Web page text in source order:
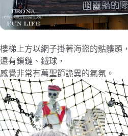
樓梯上方以網子掛著海盜的骷髏頭，
還有鎖鏈、鐵球，
感覺非常有萬聖節詭異的氣氛。